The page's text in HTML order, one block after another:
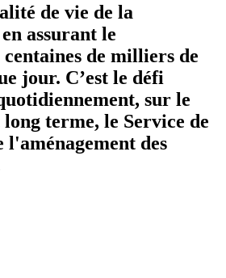
de vie de la
assurant le
de milliers de
jour. C’est le défi
sur le
terme, le Service de
des